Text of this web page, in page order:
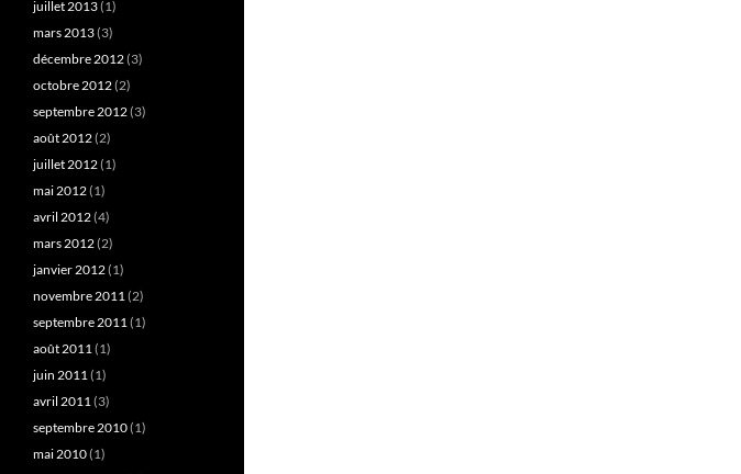
juillet 2013(1)
mars 2013(3)
décembre 2012(3)
octobre 2012(2)
septembre 2012(3)
août 2012(2)
juillet 2012(1)
mai 2012(1)
avril 2012(4)
mars 2012(2)
janvier 2012(1)
novembre 2011(2)
septembre 2011(1)
août 2011(1)
juin 2011(1)
avril 2011(3)
septembre 2010(1)
mai 2010(1)